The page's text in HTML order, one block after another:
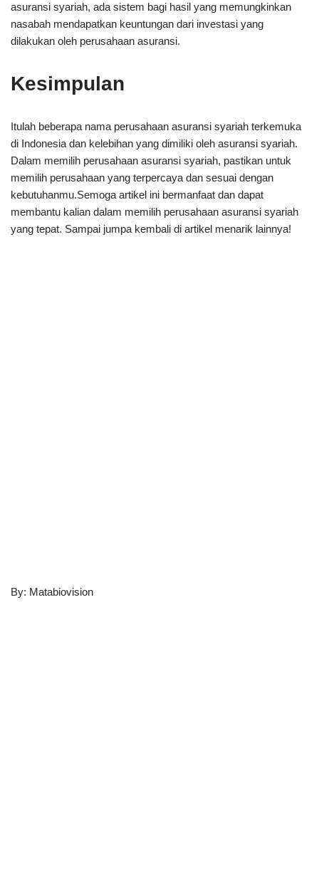
asuransi syariah, ada sistem bagi hasil yang memungkinkan
nasabah mendapatkan keuntungan dari investasi yang
dilakukan oleh perusahaan asuransi.
Kesimpulan
Itulah beberapa nama perusahaan asuransi syariah terkemuka
di Indonesia dan kelebihan yang dimiliki oleh asuransi syariah.
Dalam memilih perusahaan asuransi syariah, pastikan untuk
memilih perusahaan yang terpercaya dan sesuai dengan
kebutuhanmu.Semoga artikel ini bermanfaat dan dapat
membantu kalian dalam memilih perusahaan asuransi syariah
yang tepat. Sampai jumpa kembali di artikel menarik lainnya!
By: Matabiovision